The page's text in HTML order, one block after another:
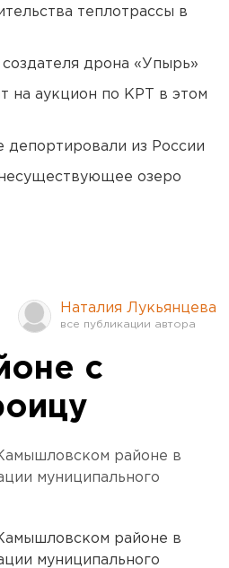
теплотрассы в
дрона «Упырь»
на аукцион по КРТ в этом
депортировали из России
озеро
Наталия Лукьянцева
с
районе в
муниципального
районе в
муниципального